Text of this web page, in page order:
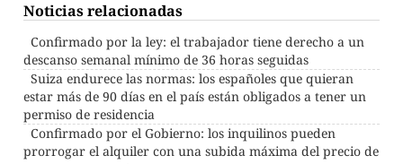
Noticias relacionadas
Confirmado por la ley: el trabajador tiene derecho a un
descanso semanal mínimo de 36 horas seguidas
Suiza endurece las normas: los españoles que quieran
estar más de 90 días en el país están obligados a tener un
permiso de residencia
Confirmado por el Gobierno: los inquilinos pueden
prorrogar el alquiler con una subida máxima del precio de